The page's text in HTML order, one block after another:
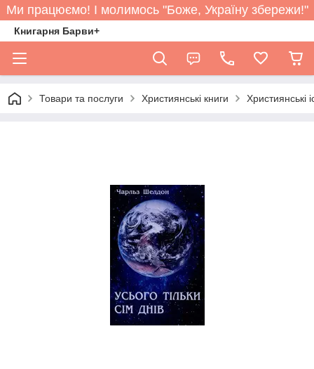
Ми працюємо! І молимось "Боже, Україну збережи!"
Книгарня Барви+
Товари та послуги Християнські книги Християнські